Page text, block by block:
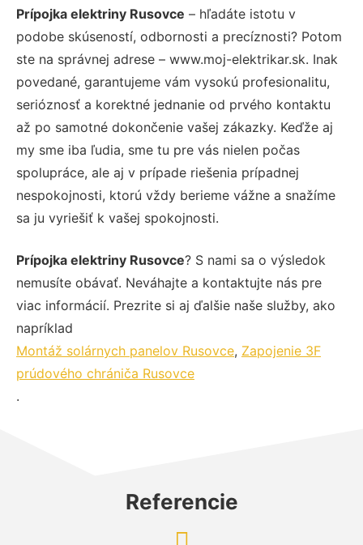
Prípojka elektriny Rusovce – hľadáte istotu v
podobe skúseností, odbornosti a precíznosti? Potom
ste na správnej adrese – www.moj-elektrikar.sk. Inak
povedané, garantujeme vám vysokú profesionalitu,
serióznosť a korektné jednanie od prvého kontaktu
až po samotné dokončenie vašej zákazky. Keďže aj
my sme iba ľudia, sme tu pre vás nielen počas
spolupráce, ale aj v prípade riešenia prípadnej
nespokojnosti, ktorú vždy berieme vážne a snažíme
sa ju vyriešiť k vašej spokojnosti.
Prípojka elektriny Rusovce? S nami sa o výsledok
nemusíte obávať. Neváhajte a kontaktujte nás pre
viac informácií. Prezrite si aj ďalšie naše služby, ako
napríklad
Montáž solárnych panelov Rusovce, Zapojenie 3F
prúdového chrániča Rusovce
.
Referencie